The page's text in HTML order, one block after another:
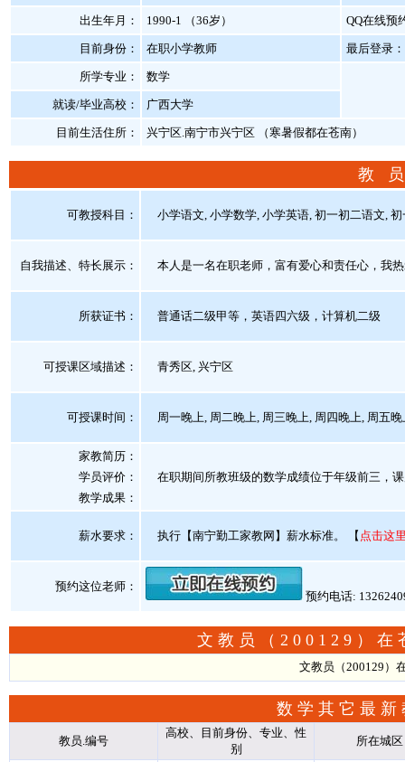
出生年月： 1990-1 （36岁） QQ在线预
目前身份： 在职小学教师 最后登录
所学专业： 数学
就读/毕业高校： 广西大学
目前生活住所： 兴宁区.南宁市兴宁区 （寒暑假都在苍南）
教
可教授科目： 小学语文, 小学数学, 小学英语, 初一初二语文,
自我描述、特长展示 ： 本人是一名在职老师，富有爱心和责任心，我
所获证书 ： 普通话二级甲等，英语四六级，计算机二级
可授课区域描述： 青秀区, 兴宁区
可授课时间： 周一晚上, 周二晚上, 周三晚上, 周四晚上, 周五
家教简历：
学员评价：
教学成果：
在职期间所教班级的数学成绩位于年级前三，
薪水要求： 执行【南宁勤工家教网】薪水标准。 【 点击这
预约这位老师：
预约电话:
文教员（200129）在
文教员（200129）
数学其它最
教员.编号
高校、目前身份、专业、性
别
所在城区